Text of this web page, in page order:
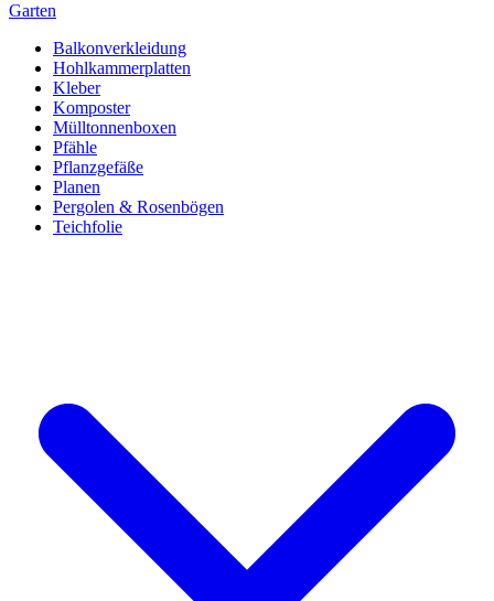
Garten
Balkonverkleidung
Hohlkammerplatten
Kleber
Komposter
Mülltonnenboxen
Pfähle
Pflanzgefäße
Planen
Pergolen & Rosenbögen
Teichfolie